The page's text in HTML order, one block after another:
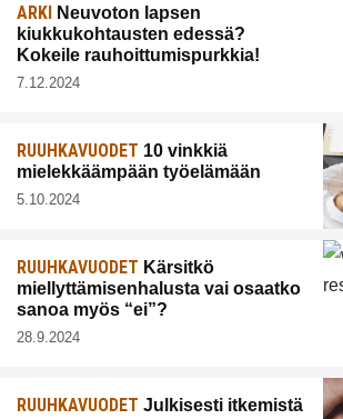
ARKI Neuvoton lapsen
kiukkukohtausten edessä?
Kokeile rauhoittumispurkkia!
7.12.2024
RUUHKAVUODET 10 vinkkiä
mielekkäämpään työelämään
5.10.2024
RUUHKAVUODET Kärsitkö
miellyttämisenhalusta vai osaatko
sanoa myös “ei”?
28.9.2024
RUUHKAVUODET Julkisesti itkemistä